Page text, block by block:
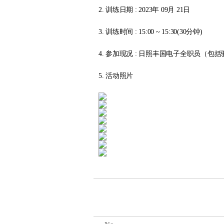
2. 训练日期 : 2023年 09月 21日
3. 训练时间 : 15:00 ~ 15:30(30分钟)
4. 参加现况 : 日照丰国电子全职员（包括
5. 活动照片